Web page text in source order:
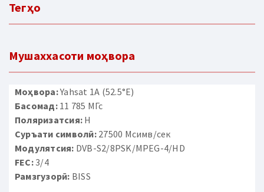
Тегҳо
Мушаххасоти моҳвора
Моҳвора:Yahsat 1A (52.5°E)
Басомад:11 785 МГс
Поляризатсия: H
Суръати символӣ:27500 Мсимв/сек
Модулятсия: DVB-S2/8PSK/MPEG-4/HD
FEC:3/4
Рамзгузорӣ: BISS